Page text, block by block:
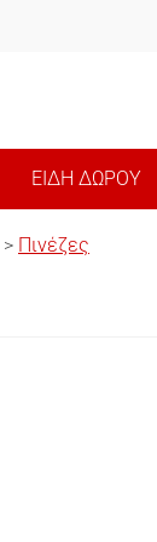
ΕΙΔΗ ΔΩΡΟΥ
> Πινέζες